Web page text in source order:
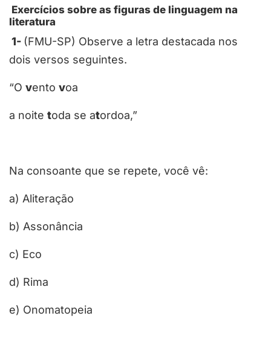
Exercícios sobre as figuras de linguagem na
literatura
1- (FMU-SP) Observe a letra destacada nos
dois versos seguintes.
“O vento voa
a noite toda se atordoa,”
Na consoante que se repete, você vê:
a) Aliteração
b) Assonância
c) Eco
d) Rima
e) Onomatopeia